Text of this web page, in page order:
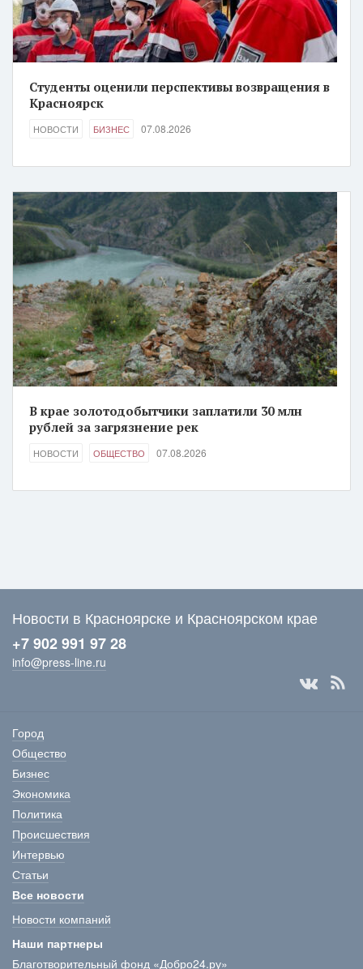
Студенты оценили перспективы возвращения в
Красноярск
НОВОСТИ БИЗНЕС 07.08.2026
В крае золотодобытчики заплатили 30 млн
рублей за загрязнение рек
НОВОСТИ ОБЩЕСТВО 07.08.2026
Новости в Красноярске и Красноярском крае
+7 902 991 97 28
info@press-line.ru
Город
Общество
Бизнес
Экономика
Политика
Происшествия
Интервью
Статьи
Все новости
Новости компаний
Наши партнеры
Благотворительный фонд «Добро24.ру»